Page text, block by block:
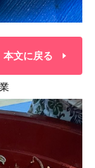
本文に戻る